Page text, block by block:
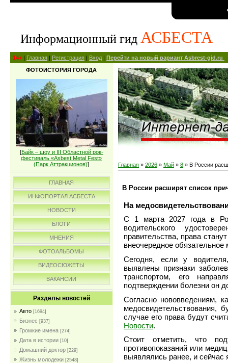
Информационный гид АСБЕСТА
14+ | Главная | Регистрация | Вход | Перейти на новый вариант Asbrest-gid.ru
ФОТОИСТОРИЯ ГОРОДА
[Байк – шоу и III Областной рок-
фестиваль «Asbest Metal Fest»
(Парк Аттракционов)]
ГЛАВНАЯ
ИНФОПОРТАЛ АСБЕСТА
НОВОСТИ
БЛОГИ
МНЕНИЯ
ФОТОАЛЬБОМЫ
ВИДЕОСЮЖЕТЫ
ВАКАНСИИ
Разделы новостей
Авто [1694]
Бизнес [937]
Громкие имена [274]
Дата в истории [10]
Домашний доктор [229]
Жизнь молодежи [2548]
Главная » 2026 » Май » 8 » В России
В России расширят список
На
С 1 марта 2027 года в
водительского
правительства, права
внеочередное
Сегодня, если у
выявлены признаки
транспортом, его
подтверждении болезни он
Согласно нововведениям,
медосвидетельствования,
случае его права будут
Новости.
Стоит отметить, что
противопоказаний или
выявлялись ранее, и сейчас